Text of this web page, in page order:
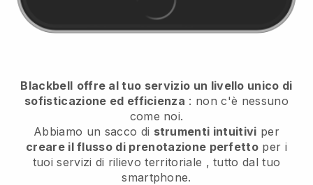
Blackbell offre al tuo servizio un livello unico di
sofisticazione ed efficienza : non c'è nessuno
come noi.
Abbiamo un sacco di strumenti intuitivi per
creare il flusso di prenotazione perfetto per i
tuoi servizi di rilievo territoriale , tutto dal tuo
smartphone.